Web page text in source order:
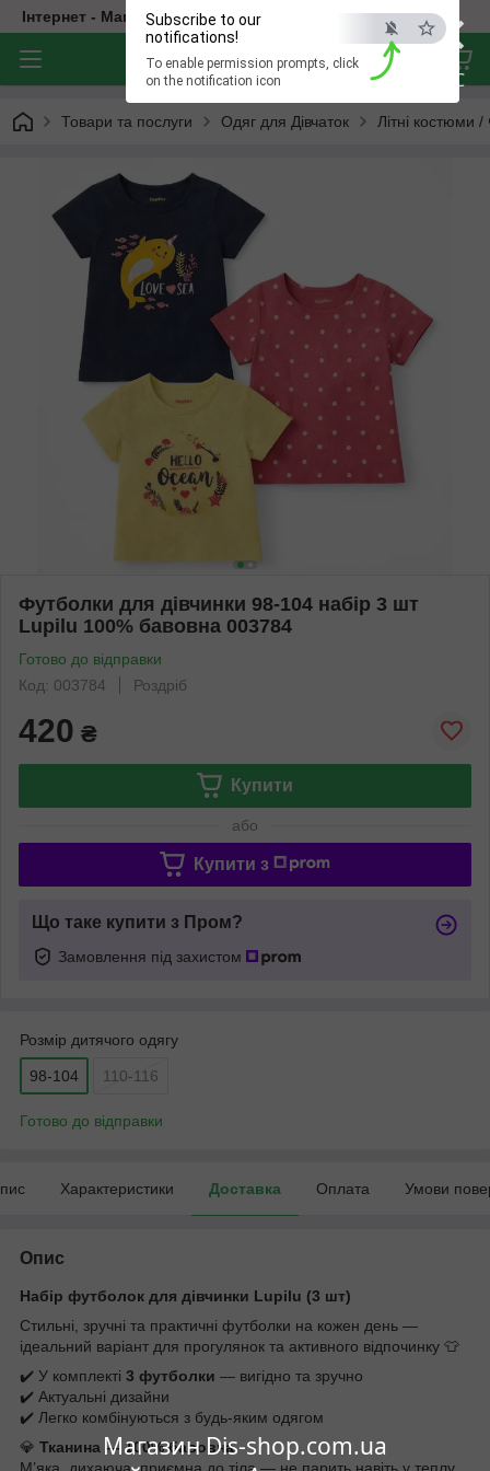
×
ESC
Магазин Dis-shop.com.ua
Subscribe to our
notifications!
To enable permission prompts, click
on the notification icon
Інтернет - Магазин Дитячого Одягу
Товари та послуги Одяг для Дівчаток Літні костюми
Футболки для дівчинки 98-104 набір 3 шт
Lupilu 100% бавовна 003784
Готово до відправки
Код: 003784
Роздріб
420 ₴
Купити
або
Купити з
Що таке купити з Пром?
Замовлення під захистом
Розмір дитячого одягу
98-104 110-116
Готово до відправки
Характеристики Доставка Оплата Умови
Опис
Набір футболок для дівчинки Lupilu (3 шт)
Стильні, зручні та практичні футболки на кожен день —
ідеальний варіант для прогулянок та активного відпочинку 👕
✔️ У комплекті 3 футболки — вигідно та зручно
✔️ Актуальні дизайни
✔️ Легко комбінуються з будь-яким одягом
💎 Тканина — 100% бавовна
М’яка, дихаюча, приємна до тіла — не парить навіть у теплу